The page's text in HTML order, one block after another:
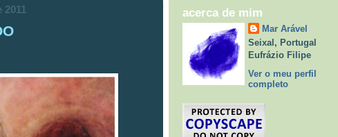
acerca de mim
Mar Arável
Seixal, Portugal
Eufrázio Filipe
Ver o meu perfil
completo